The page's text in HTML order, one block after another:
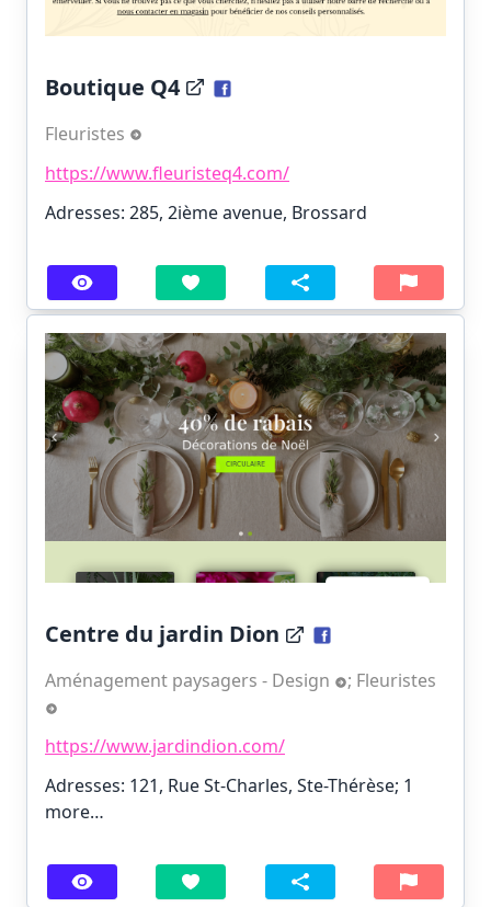
Boutique Q4
Fleuristes
https://www.fleuristeq4.com/
Adresses: 285, 2ième avenue, Brossard
Centre du jardin Dion
Aménagement paysagers - Design ; Fleuristes
https://www.jardindion.com/
Adresses: 121, Rue St-Charles, Ste-Thérèse; 1
more…